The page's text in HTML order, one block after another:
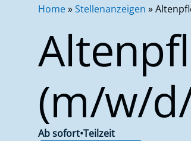
Home»Stellenanzeigen »
(m/w/
Ab sofort•Teilzeit